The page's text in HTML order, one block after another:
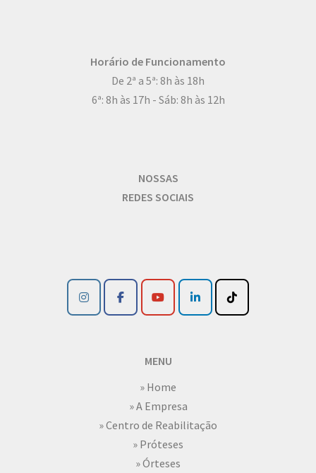
Horário de Funcionamento
De 2ª a 5ª: 8h às 18h
6ª: 8h às 17h - Sáb: 8h às 12h
NOSSAS
REDES SOCIAIS
MENU
» Home
» A Empresa
» Centro de Reabilitação
» Próteses
» Órteses